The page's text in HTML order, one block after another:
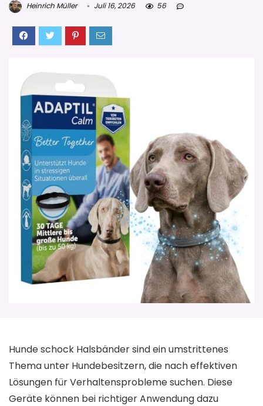
Heinrich Müller Juli 16, 2026 56
Hunde schock Halsbänder sind ein umstrittenes
Thema unter Hundebesitzern, die nach effektiven
Lösungen für Verhaltensprobleme suchen. Diese
Geräte können bei richtiger Anwendung dazu